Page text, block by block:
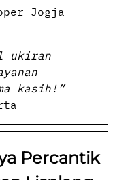
Jogja
ukiran
kasih!”
Percantik